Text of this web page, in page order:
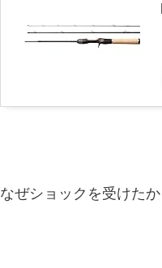
なぜショックを受けたか